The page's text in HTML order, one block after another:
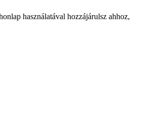
használatával hozzájárulsz ahhoz,